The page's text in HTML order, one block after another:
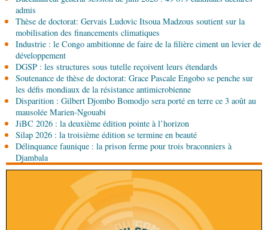
06-08-2026 08:45
PolitiqueVie des institutions : Pierre Ngolo et
Pierre Oba jettent les bases d’une collaboration
fructueuse
06-08-2026 08:30
Afrique-MondeCentrafrique : les sanctions de
l'ONU cachent la guerre silencieuse pour le
contrôle des ressources
05-08-2026 22:10
ÉconomieEconomie : un accord signé à Pointe-
Noire pour la valorisation des produits forestiers
non ligneux
admis
Thèse de doctorat: Gervais Ludovic Itsoua Madzous soutient sur la
mobilisation des financements climatiques
Industrie : le Congo ambitionne de faire de la filière ciment un levier de
développement
DGSP : les structures sous tutelle reçoivent leurs étendards
Soutenance de thèse de doctorat: Grace Pascale Engobo se penche sur
les défis mondiaux de la résistance antimicrobienne
Disparition : Gilbert Djombo Bomodjo sera porté en terre ce 3 août au
mausolée Marien-Ngouabi
JiBC 2026 : la deuxième édition pointe à l’horizon
Silap 2026 : la troisième édition se termine en beauté
Délinquance faunique : la prison ferme pour trois braconniers à
Djambala